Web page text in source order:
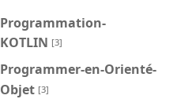
Programmation-
KOTLIN [3]
Programmer-en-Orienté-
Objet [3]